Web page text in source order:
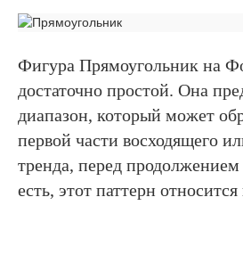
Фигура Прямоугольник на
достаточно простой. Она
диапазон, который может
первой части восходящего
тренда, перед
есть, этот паттерн